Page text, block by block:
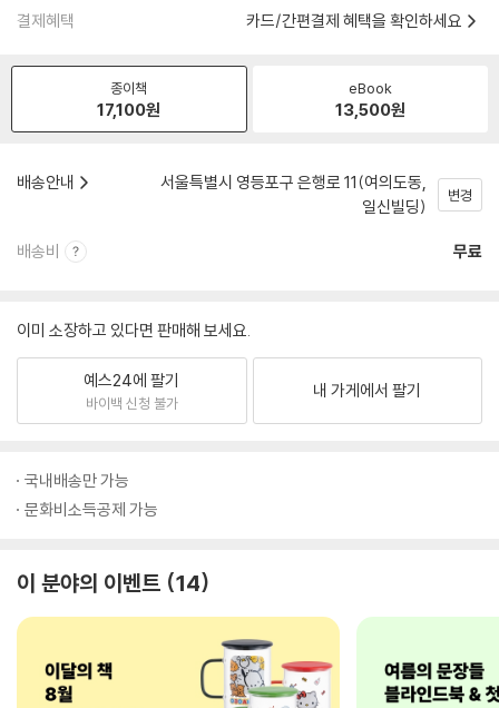
결제혜택 카드/간편결제 혜택을 확인하세요
종이책
17,100원
eBook
13,500원
배송안내
서울특별시 영등포구 은행로 11(여의도동,
일신빌딩)
변경
배송비 무료
이미 소장하고 있다면 판매해 보세요.
예스24에 팔기
바이백 신청 불가
내 가게에서 팔기
국내배송만 가능
문화비소득공제 가능
이 분야의 이벤트 14